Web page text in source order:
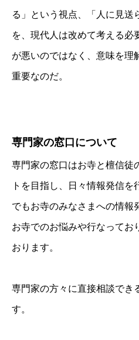
る」という視点、「人に見送
を、現代人は改めて考える必
が悪いのではなく、意味を理
重要なのだ。
専門家の窓口について
専門家の窓口はお寺と檀信徒
トを目指し、日々情報発信を
でもお寺のみなさまへの情報
お寺でのお悩みや行なってお
おります。
専門家の方々に直接相談でき
す。